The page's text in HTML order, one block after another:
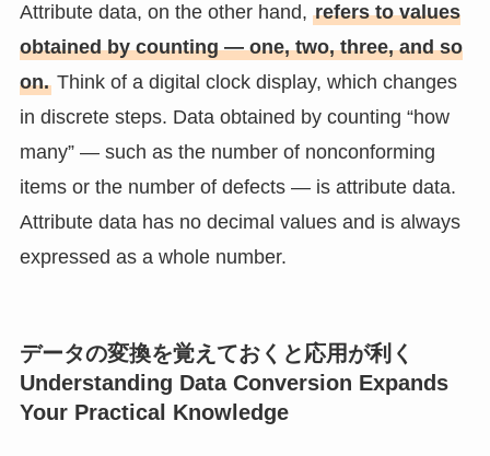
Attribute data, on the other hand, refers to values
obtained by counting — one, two, three, and so
on.Think of a digital clock display, which changes
in discrete steps. Data obtained by counting “how
many” — such as the number of nonconforming
items or the number of defects — is attribute data.
Attribute data has no decimal values and is always
expressed as a whole number.
データの変換を覚えておくと応用が利く
Understanding Data Conversion Expands
Your Practical Knowledge